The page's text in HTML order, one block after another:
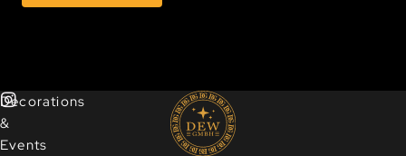
Decorations
&
Events